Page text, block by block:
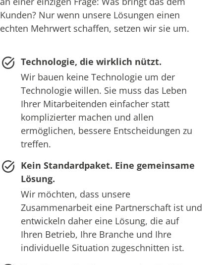
Kunden? Nur wenn unsere Lösungen einen
echten Mehrwert schaffen, setzen wir sie um.
Technologie, die wirklich nützt.
Wir bauen keine Technologie um der
Technologie willen. Sie muss das Leben
Ihrer Mitarbeitenden einfacher statt
komplizierter machen und allen
ermöglichen, bessere Entscheidungen zu
treffen.
Kein Standardpaket. Eine gemeinsame
Lösung.
Wir möchten, dass unsere
Zusammenarbeit eine Partnerschaft ist und
entwickeln daher eine Lösung, die auf
Ihren Betrieb, Ihre Branche und Ihre
individuelle Situation zugeschnitten ist.